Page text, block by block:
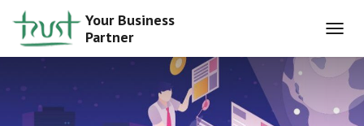
Your Business
Partner
O